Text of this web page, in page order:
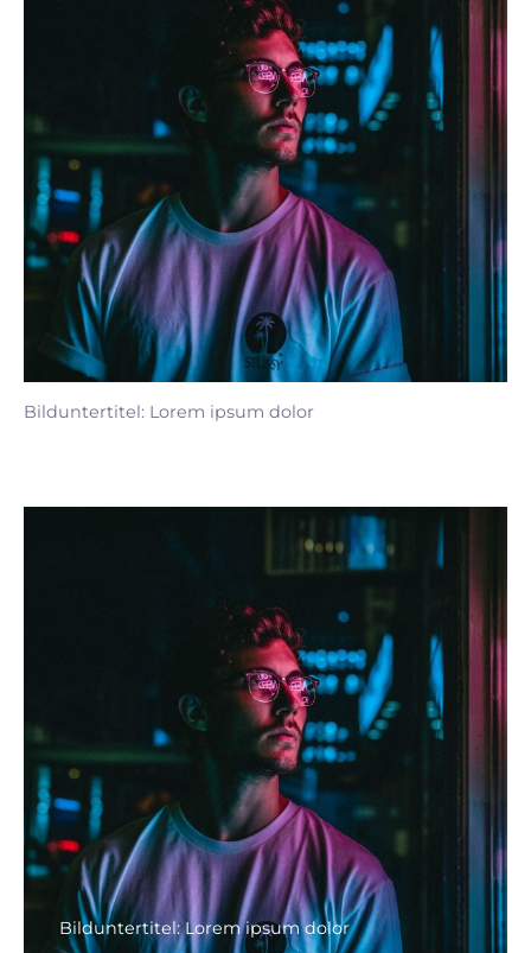
Bilduntertitel: Lorem ipsum dolor
Bilduntertitel: Lorem ipsum dolor